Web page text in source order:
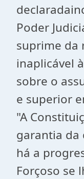
Poder
suprime da
inaplicável
sobre o
e superior
"A
garantia da
há a
Forçoso se